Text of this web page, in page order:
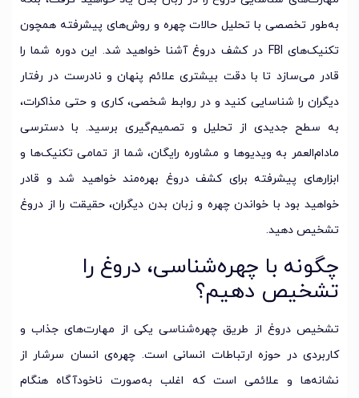
به‌طور تخصصی با تحلیل حالات چهره و روش‌های پیشرفته همچون
تکنیک‌های FBI در کشف دروغ آشنا خواهید شد. این دوره شما را
قادر می‌سازد تا با دقت بیشتری علائم پنهان و نادرست در رفتار
دیگران را شناسایی کنید و در روابط شخصی، کاری و حتی مذاکرات،
به سطح جدیدی از تحلیل و تصمیم‌گیری برسید. با دسترسی
مادام‌العمر به ویدیوها و مشاوره رایگان، شما از تمامی تکنیک‌ها و
ابزارهای پیشرفته برای کشف دروغ بهره‌مند خواهید شد و قادر
خواهید بود با خواندن چهره و زبان بدن دیگران، حقیقت را از دروغ
تشخیص دهید.
چگونه با چهره‌شناسی، دروغ را
تشخیص دهیم؟
تشخیص دروغ از طریق چهره‌شناسی یکی از مهارت‌های جذاب و
کاربردی در حوزه ارتباطات انسانی است. چهره‌ی انسان سرشار از
نشانه‌ها و علائمی است که اغلب به‌صورت ناخودآگاه هنگام